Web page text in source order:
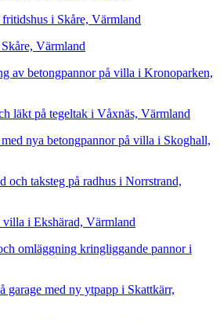
i Skåre, Värmland
Värmland
av betongpannor på villa i Kronoparken,
läkt på tegeltak i Våxnäs, Värmland
nya betongpannor på villa i Skoghall,
och taksteg på radhus i Norrstrand,
i Ekshärad, Värmland
omläggning kringliggande pannor i
garage med ny ytpapp i Skattkärr,